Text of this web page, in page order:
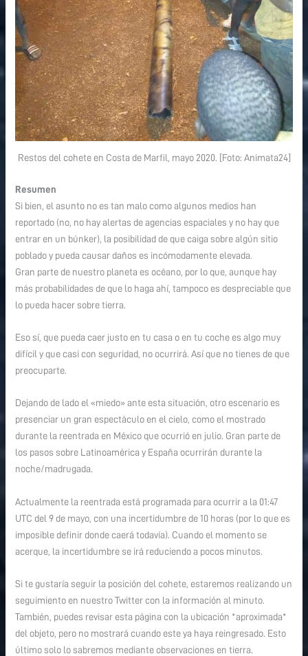
Restos del cohete en Costa de Marfil, mayo 2020. [Foto: Animata24]
Resumen
Si bien, el asunto no es tan malo como algunos medios han
reportado (no, no hay alertas de agencias espaciales y no hay que
entrar en un búnker), la posibilidad de que caiga sobre algún sitio
poblado y pueda causar daños es incómodamente elevada.
Gran parte de nuestro planeta es océano, por lo que, aunque hay
más probabilidades de que lo haga ahí, tampoco es despreciable que
lo pueda hacer sobre tierra.
Eso sí, que pueda caer justo en tu casa o en tu coche es algo muy
difícil y que casi con seguridad, no ocurrirá. Así que no tienes de que
preocuparte.
Dejando de lado el «miedo» ante esta situación, otro escenario es
presenciar un gran espectáculo en el cielo, como el mostrado
durante la reentrada en México que ocurrió en julio. Gran parte de
los pasos sobre Latinoamérica y España ocurrirán durante la
noche/madrugada.
Actualmente la reentrada está programada para ocurrir a la 01:47
UTC del 9 de mayo, con una incertidumbre de 10 horas (por lo que es
imposible definir donde caerá todavía). Cuando el momento se
acerque, la incertidumbre se irá reduciendo a pocos minutos.
Si te gustaría seguir la posición del cohete, estaremos realizando un
seguimiento en nuestro Twitter con la información al minuto.
También, puedes revisar esta página con la ubicación *aproximada*
del objeto, pero no mostrará cuando este ya haya reingresado. Esto
último solo lo sabremos mediante observaciones en tierra.